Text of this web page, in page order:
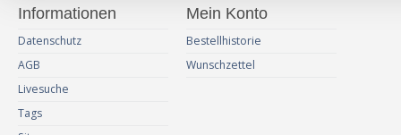
Informationen
Datenschutz
AGB
Livesuche
Tags
Mein Konto
Bestellhistorie
Wunschzettel